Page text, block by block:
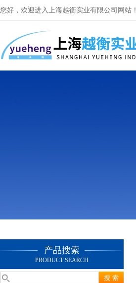
您好，欢迎进入上海越衡实业有限公司网站！
产品搜索
PRODUCT SEARCH